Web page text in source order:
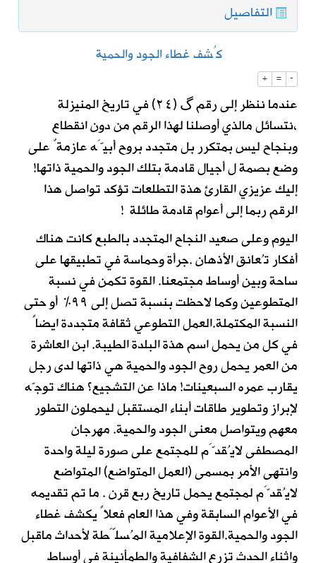
التفاصيل
كُشف غطاء الجود والحمية
+ = -
عندما ننظر إلى رقم گ (٢٤) في تاريخ المنيزلة
،نتسائل مالذي أوصلنا لهذا الرقم من دون انقطاع
وبنجاح ليس بمتكرر بل متجدد بروح أبيَّه عازمةٌ على
وضع بصمة ل أجيال قادمة بتلك الجود والحمية ذاتها!
إليك عزيزي القارئ هذة التطلعات تؤكد تواصل هذا
الرقم ربما إلى أعوام قادمة طائلة !
اليوم وعلى صعيد النجاح المتجدد بالطبع كانت هناك
أفكار تُعانق الأذهان .جرأة وحماسة في تطبيقها على
ساحة وبين أوساط مجتمعنا. القوة تكمن في نسبة
المتطوعين وكما لاحظت بنسبة تصل إلى ٩٩٪‏ أو حتى
النسبة المكتملة.العمل التطوعي ثقافة متجددة ايضاً
في كل من يحمل اسم هذة البلدة الطيبة. ابن العاشرة
من العمر يحمل روح الجود والحمية هي ذاتها لدى رجل
يقارب عمره السبعينات! ماذا عن التشجيع؟ هناك توجّه
لإبراز وتطوير طاقات أبناء المستقبل ليحملون التطور
معهم ويتواصل معنى الجود والحمية. مهرجان
المصطفى لايُقدَّم للمجتمع على صورة ليلة واحدة
وانتهى الأمر بمسمى (العمل المتواضع) المتواضع
لايُقدَّم لمجتمع يحمل تاريخ ربع قرن . ما تم تقديمه
في الأعوام السابقة وفي هذا العام فعلاً يكشف غطاء
الجود والحمية.القوة الإعلامية المُسلَّطة لأحداث ماقبل
واثناء الحدث تزرع الشفافية والطمأنينة في أوساط